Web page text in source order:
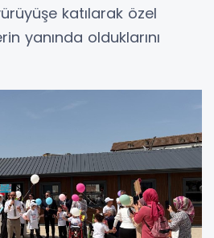
katılarak özel
yanında olduklarını